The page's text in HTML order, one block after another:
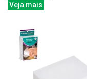
Veja mais